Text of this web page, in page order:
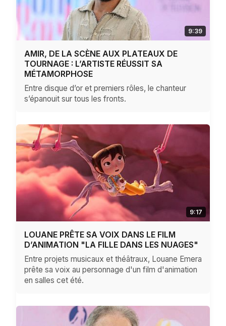
9:39
AMIR, DE LA SCÈNE AUX PLATEAUX DE
TOURNAGE : L’ARTISTE RÉUSSIT SA
MÉTAMORPHOSE
Entre disque d’or et premiers rôles, le chanteur
s’épanouit sur tous les fronts.
9:17
LOUANE PRÊTE SA VOIX DANS LE FILM
D’ANIMATION "LA FILLE DANS LES NUAGES"
Entre projets musicaux et théâtraux, Louane Emera
prête sa voix au personnage d'un film d'animation
en salles cet été.